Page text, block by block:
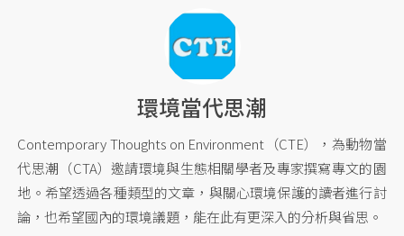
環境當代思潮
Contemporary Thoughts on Environment（CTE），為動物當
代思潮（CTA）邀請環境與生態相關學者及專家撰寫專文的園
地。希望透過各種類型的文章，與關心環境保護的讀者進行討
論，也希望國內的環境議題，能在此有更深入的分析與省思。